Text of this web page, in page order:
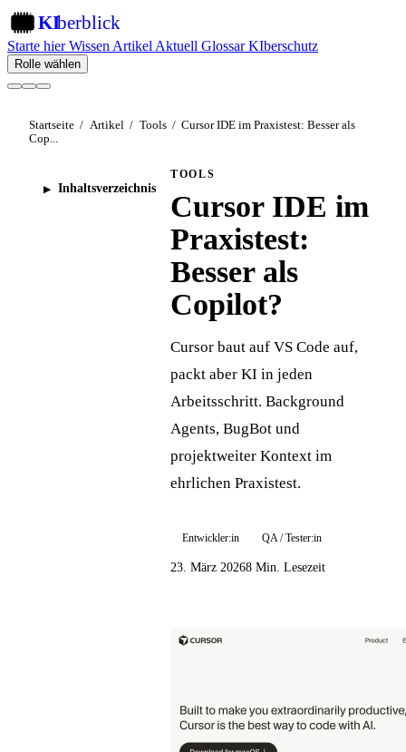
KIberblick
Starte hierWissen Artikel Aktuell GlossarKIberschutz
Rolle wählen
Startseite / Artikel / Tools / Cursor IDE im Praxistest: Besser als
Cop...
Inhaltsverzeichnis
TOOLS
Cursor IDE im
Praxistest:
Besser als
Copilot?
Cursor baut auf VS Code auf,
packt aber KI in jeden
Arbeitsschritt. Background
Agents, BugBot und
projektweiter Kontext im
ehrlichen Praxistest.
Entwickler:in QA / Tester:in
23. März 20268 Min. Lesezeit